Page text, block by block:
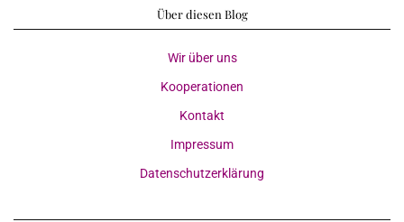
Über diesen Blog
Wir über uns
Kooperationen
Kontakt
Impressum
Datenschutzerklärung